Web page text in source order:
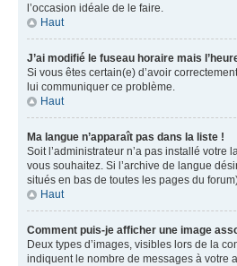
l’occasion idéale de le faire.
Haut
J’ai modifié le fuseau horaire mais
Si vous êtes certain(e) d’avoir
lui communiquer ce problème.
Haut
Ma langue n’apparaît pas dans la liste !
Soit l’administrateur n’a pas installé
vous souhaitez. Si l’archive de langue
situés en bas de toutes les pages du
Haut
Comment puis-je afficher une image
Deux types d’images, visibles lors de la
indiquent le nombre de messages à votre